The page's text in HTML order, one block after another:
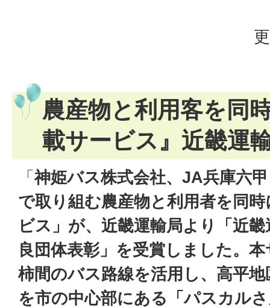
農産物と利用客を同
載サービス』近畿運
「神姫バス株式会社、JA兵庫六
で取り組む農産物と利用者を同
ビス」が、近畿運輸局より「近
良団体表彰」を受賞しました。
柿間のバス路線を活用し、高平
を市の中心部にある「パスカル